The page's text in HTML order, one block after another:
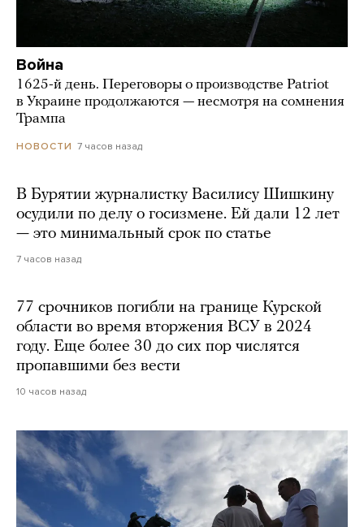
Война
1625-й день. Переговоры о производстве Patriot
в Украине продолжаются — несмотря на сомнения
Трампа
НОВОСТИ 7 часов назад
В Бурятии журналистку Василису Шишкину
осудили по делу о госизмене. Ей дали 12 лет
— это минимальный срок по статье
7 часов назад
77 срочников погибли на границе Курской
области во время вторжения ВСУ в 2024
году. Еще более 30 до сих пор числятся
пропавшими без вести
10 часов назад